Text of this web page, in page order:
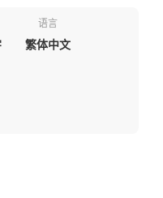
语言
繁体中文